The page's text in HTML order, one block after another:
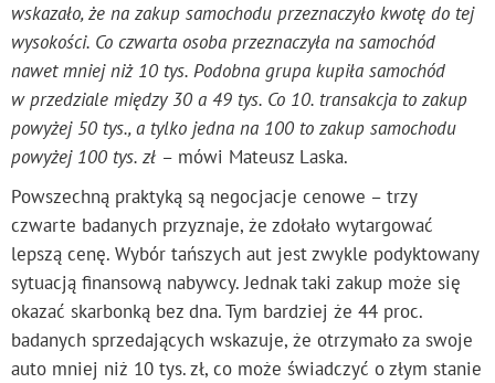
wskazało, że na zakup samochodu przeznaczyło kwotę do tej
wysokości. Co czwarta osoba przeznaczyła na samochód
nawet mniej niż 10 tys. Podobna grupa kupiła samochód
w przedziale między 30 a 49 tys. Co 10. transakcja to zakup
powyżej 50 tys., a tylko jedna na 100 to zakup samochodu
powyżej 100 tys. zł – mówi Mateusz Laska.
Powszechną praktyką są negocjacje cenowe – trzy
czwarte badanych przyznaje, że zdołało wytargować
lepszą cenę. Wybór tańszych aut jest zwykle podyktowany
sytuacją finansową nabywcy. Jednak taki zakup może się
okazać skarbonką bez dna. Tym bardziej że 44 proc.
badanych sprzedających wskazuje, że otrzymało za swoje
auto mniej niż 10 tys. zł, co może świadczyć o złym stanie